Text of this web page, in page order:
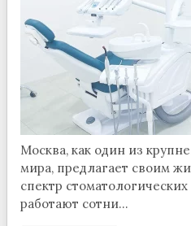
Москва, как один из
мира, предлагает своим
спектр
работают сотни...